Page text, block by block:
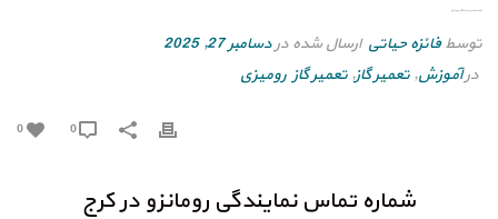
شماره تماس نمایندگی رومانزو
توسطفائزه حیاتی ارسال شده دردسامبر 27, 2025
درآموزش,تعمیر گاز,تعمیر گاز رومیزی
0
شماره تماس نمایندگی رومانزو در کرج